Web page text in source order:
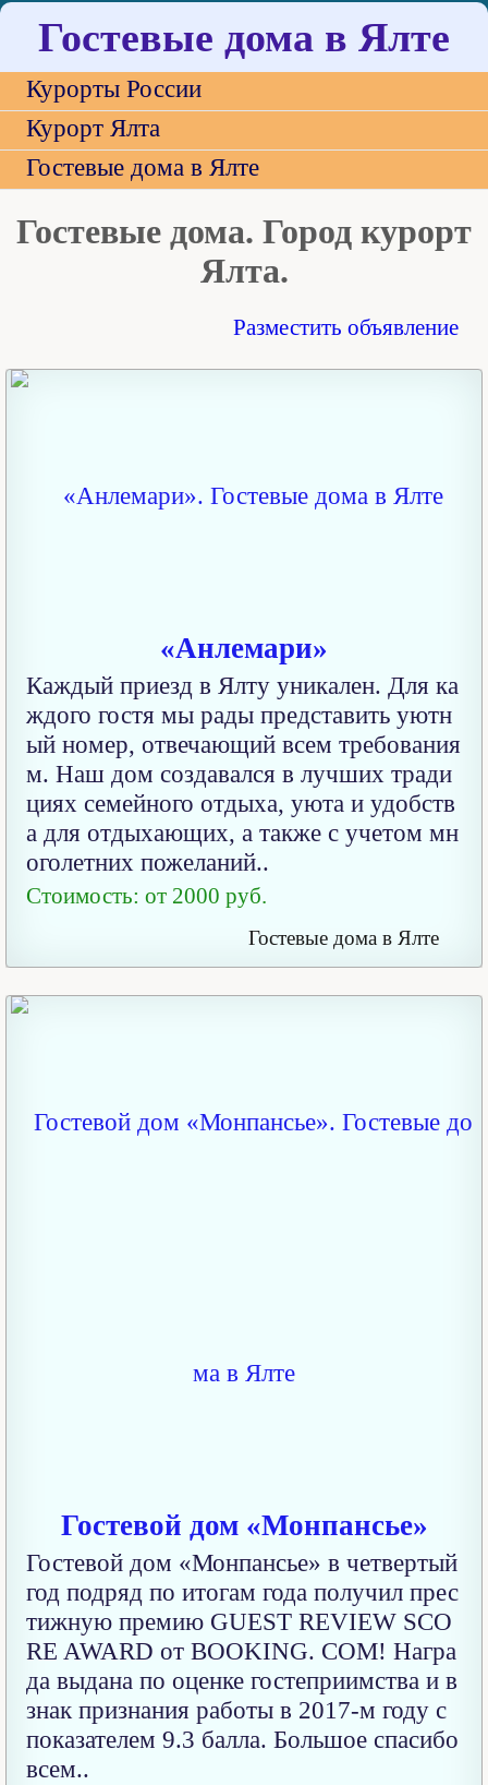
Гостевые дома в Ялте
Курорты России
Курорт Ялта
Гостевые дома в Ялте
Гостевые дома. Город курорт
Ялта.
Разместить объявление
«Анлемари»
Каждый приезд в Ялту уникален. Для ка
ждого гостя мы рады представить уютн
ый номер, отвечающий всем требования
м. Наш дом создавался в лучших тради
циях семейного отдыха, уюта и удобств
а для отдыхающих, а также с учетом мн
оголетних пожеланий..
Стоимость: от 2000 руб.
Гостевые дома в Ялте
Гостевой дом «Монпансье»
Гостевой дом «Монпансье» в четвертый
год подряд по итогам года получил прес
тижную премию GUEST REVIEW SCO
RE AWARD от BOOKING. COM! Награ
да выдана по оценке гостеприимства и в
знак признания работы в 2017-м году с
показателем 9.3 балла. Большое спасибо
всем..